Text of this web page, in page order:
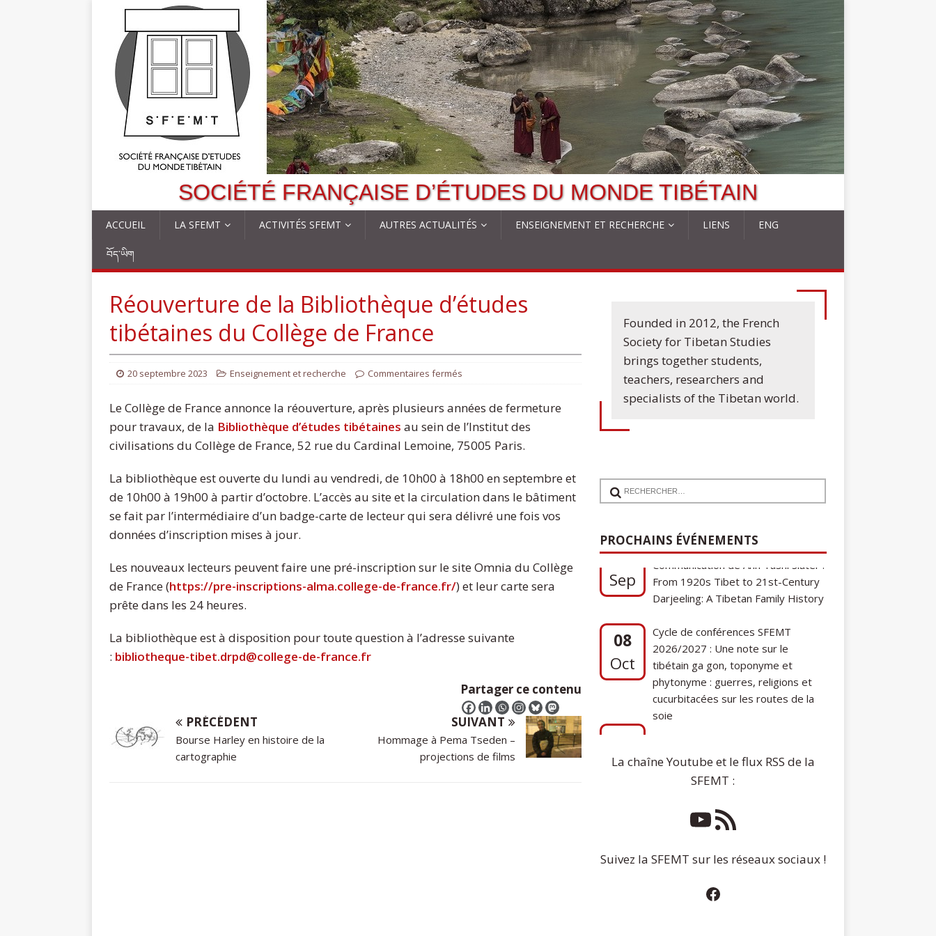
SOCIÉTÉ FRANÇAISE D’ÉTUDES DU MONDE TIBÉTAIN
ACCUEIL LA SFEMT ACTIVITÉS SFEMT AUTRES ACTUALITÉS ENSEIGNEMENT ET RECHERCHE LIENS ENG
བོད་ཡིག
Réouverture de la Bibliothèque d’études
tibétaines du Collège de France
20 septembre 2023 Enseignement et recherche Commentaires fermés
Le Collège de France annonce la réouverture, après plusieurs années de fermeture
pour travaux, de la Bibliothèque d’études tibétaines au sein de l’Institut des
civilisations du Collège de France, 52 rue du Cardinal Lemoine, 75005 Paris.
La bibliothèque est ouverte du lundi au vendredi, de 10h00 à 18h00 en septembre et
de 10h00 à 19h00 à partir d’octobre. L’accès au site et la circulation dans le bâtiment
se fait par l’intermédiaire d’un badge-carte de lecteur qui sera délivré une fois vos
données d’inscription mises à jour.
Les nouveaux lecteurs peuvent faire une pré-inscription sur le site Omnia du Collège
de France (https://pre-inscriptions-alma.college-de-france.fr/) et leur carte sera
prête dans les 24 heures.
La bibliothèque est à disposition pour toute question à l’adresse suivante
: bibliotheque-tibet.drpd@college-de-france.fr
Partager ce contenu
PRÉCÉDENT
Bourse Harley en histoire de la
cartographie
SUIVANT
Hommage à Pema Tseden –
projections de films
Founded in 2012, the French
Society for Tibetan Studies
brings together students,
teachers, researchers and
specialists of the Tibetan world.
PROCHAINS ÉVÉNEMENTS
Sep
From 1920s Tibet to 21st-Century
Darjeeling: A Tibetan Family History
08
Oct
Cycle de conférences SFEMT
2026/2027 : Une note sur le
phytonyme : guerres, religions et
cucurbitacées sur les routes de la
soie
Sep
Communication de Ann Tashi Slater :
From 1920s Tibet to 21st-Century
La chaîne Youtube et le flux RSS de la
SFEMT :
Suivez la SFEMT sur les réseaux sociaux !